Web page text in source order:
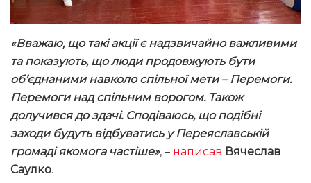
«Вважаю, що такі акції є надзвичайно важливими
та показують, що люди продовжують бути
об’єднаними навколо спільної мети – Перемоги.
Перемоги над спільним ворогом. Також
долучився до здачі. Сподіваюсь, що подібні
заходи будуть відбуватись у Переяславській
громаді якомога частіше», – написав Вячеслав
Саулко.